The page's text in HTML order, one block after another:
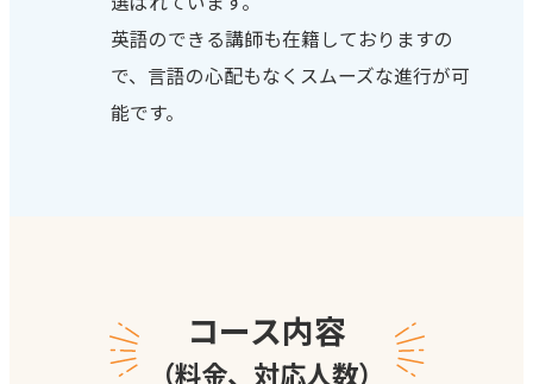
英語のできる講師も在籍しておりますの
で、言語の心配もなくスムーズな進行が可
能です。
コース内容
（料金、対応人数）